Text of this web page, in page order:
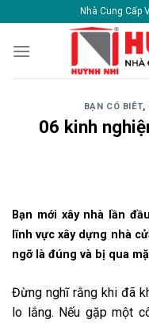
content
Nhà Cung Cấp
BẠN CÓ BIÊT,
06 kinh
Bạn mới xây nhà lần
lĩnh vực xây dựng nhà
ngỡ là đúng và bị qua
Đừng nghĩ rằng khi đã
lo lắng. Nếu gặp một